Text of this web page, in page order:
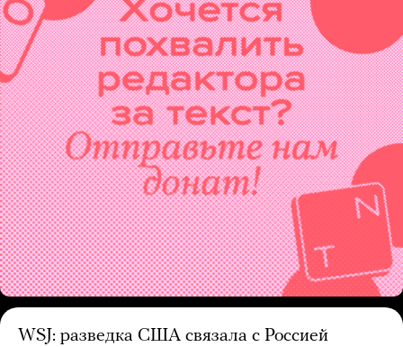
WSJ: разведка США связала с Россией